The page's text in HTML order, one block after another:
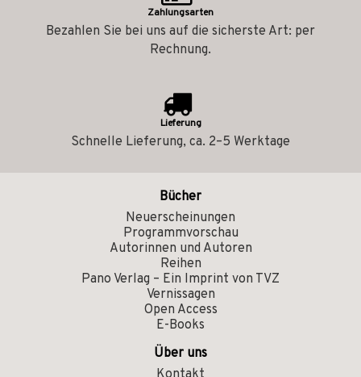
Zahlungsarten
Bezahlen Sie bei uns auf die sicherste Art: per
Rechnung.
Lieferung
Schnelle Lieferung, ca. 2–5 Werktage
Bücher
Neuerscheinungen
Programmvorschau
Autorinnen und Autoren
Reihen
Pano Verlag – Ein Imprint von TVZ
Vernissagen
Open Access
E-Books
Über uns